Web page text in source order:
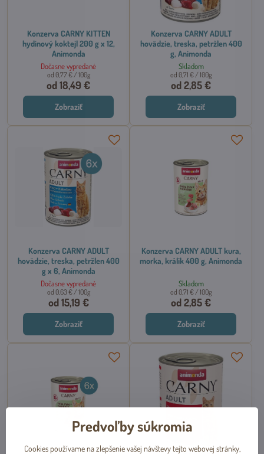
Konzerva CARNY KITTEN
hydinový koktejl 200 g x 12,
Animonda
Dočasne vypredané
od 18,49 €
od 0,77 €/ 100g
Zobraziť
Konzerva CARNY ADULT
hovädzie, treska, petržlen 400
g, Animonda
Skladom
od 2,85 €
od 0,71 €/ 100g
Zobraziť
Konzerva CARNY ADULT
hovädzie, treska, petržlen 400
g x 6, Animonda
Dočasne vypredané
od 15,19 €
od 0,63 €/ 100g
Zobraziť
Konzerva CARNY ADULT kura,
morka, králik 400 g, Animonda
Skladom
od 2,85 €
od 0,71 €/ 100g
Zobraziť
Predvoľby súkromia
Cookies používame na zlepšenie vašej návštevy tejto webovej stránky,